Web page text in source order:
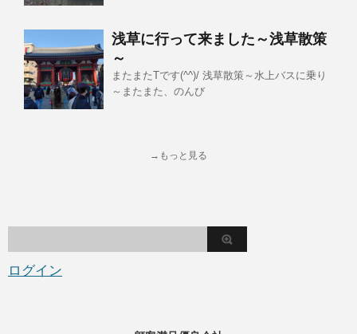
浅草に行って来ました～浅草散策
～
またまたTです(^^)/ 浅草散策～水上バスに乗り
～またまた、のんび
→もっと見る
ログイン